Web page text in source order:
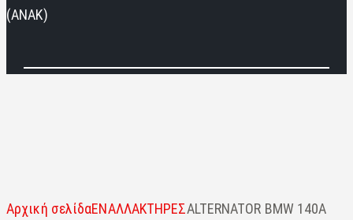
(ANAK)
Αρχική σελίδαΕΝΑΛΛΑΚΤΗΡΕΣALTERNATOR BMW 140A